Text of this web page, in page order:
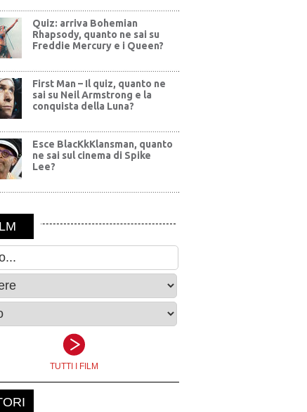
Quiz: arriva Bohemian
Rhapsody, quanto ne sai su
Freddie Mercury e i Queen?
First Man – Il quiz, quanto ne
sai su Neil Armstrong e la
conquista della Luna?
Esce BlacKkKlansman, quanto
ne sai sul cinema di Spike
Lee?